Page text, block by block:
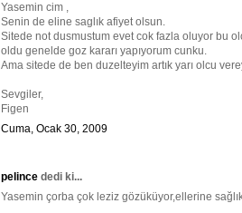
Yasemin cim ,
Senin de eline saglık afiyet olsun.
Sitede not dusmustum evet cok fazla oluyor bu
oldu genelde goz kararı yapıyorum cunku.
Ama sitede de ben duzelteyim artık yarı olcu
Sevgiler,
Figen
Cuma, Ocak 30, 2009
pelince dedi ki...
Yasemin çorba çok leziz gözüküyor,ellerine